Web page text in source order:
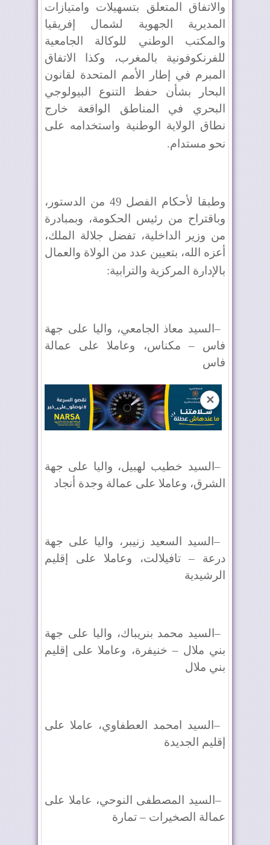
والاتفاق المتعلق بتسهيلات وامتيازات
المديرية الجهوية لشمال إفريقيا
والمكتب الوطني للوكالة الجامعية
للفرنكوفونية بالمغرب، وكذا الاتفاق
المبرم في إطار الأمم المتحدة لقانون
البحار بشأن حفظ التنوع البيولوجي
البحري في المناطق الواقعة خارج
نطاق الولاية الوطنية واستخدامه على
نحو مستدام.
وطبقا لأحكام الفصل 49 من الدستور،
وباقتراح من رئيس الحكومة، وبمبادرة
من وزير الداخلية، تفضل جلالة الملك،
أعزه الله، بتعيين عدد من الولاة والعمال
بالإدارة المركزية والترابية:
–السيد معاذ الجامعي، واليا على جهة
فاس – مكناس، وعاملا على عمالة
فاس
✕
– السيد خطيب لهبيل، واليا على جهة
الشرق، وعاملا على عمالة وجدة أنجاد
– السيد السعيد زنيبر، واليا على جهة
درعة – تافيلالت، وعاملا على إقليم
الرشيدية
–السيد محمد بنريباك، واليا على جهة
بني ملال – خنيفرة، وعاملا على إقليم
بني ملال
– السيد امحمد العطفاوي، عاملا على
إقليم الجديدة
–السيد المصطفى النوحي، عاملا على
عمالة الصخيرات – تمارة